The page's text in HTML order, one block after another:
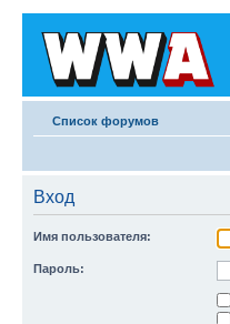
Список форумов
Вход
Имя пользователя:
Пароль: